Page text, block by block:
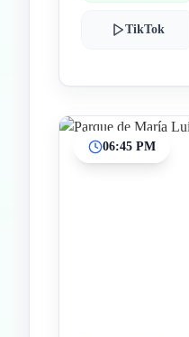
TikTok
06:45 PM